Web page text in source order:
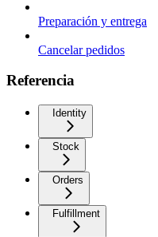
Preparación y entrega
Cancelar pedidos
Referencia
Identity
Stock
Orders
Fulfillment